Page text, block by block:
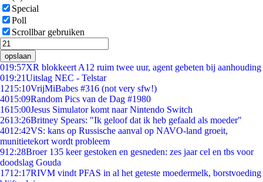
Special
Poll
Scrollbar gebruiken
opslaan
019:57XR blokkeert A12 ruim twee uur, agent gebeten bij aanhouding
019:21Uitslag NEC - Telstar
1215:10VrijMiBabes #316 (not very sfw!)
4015:09Random Pics van de Dag #1980
1615:00Jesus Simulator komt naar Nintendo Switch
2613:26Britney Spears: "Ik geloof dat ik heb gefaald als moeder"
4012:42VS: kans op Russische aanval op NAVO-land groeit,
munitietekort wordt probleem
912:28Broer 135 keer gestoken en gesneden: zes jaar cel en tbs voor
doodslag Gouda
1712:17RIVM vindt PFAS in al het geteste moedermelk, borstvoeding